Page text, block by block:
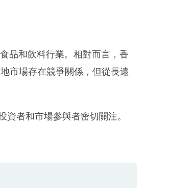
品和飲料行業。相對而言，香
市場存在競爭關係，但從長遠
者和市場參與者密切關注。